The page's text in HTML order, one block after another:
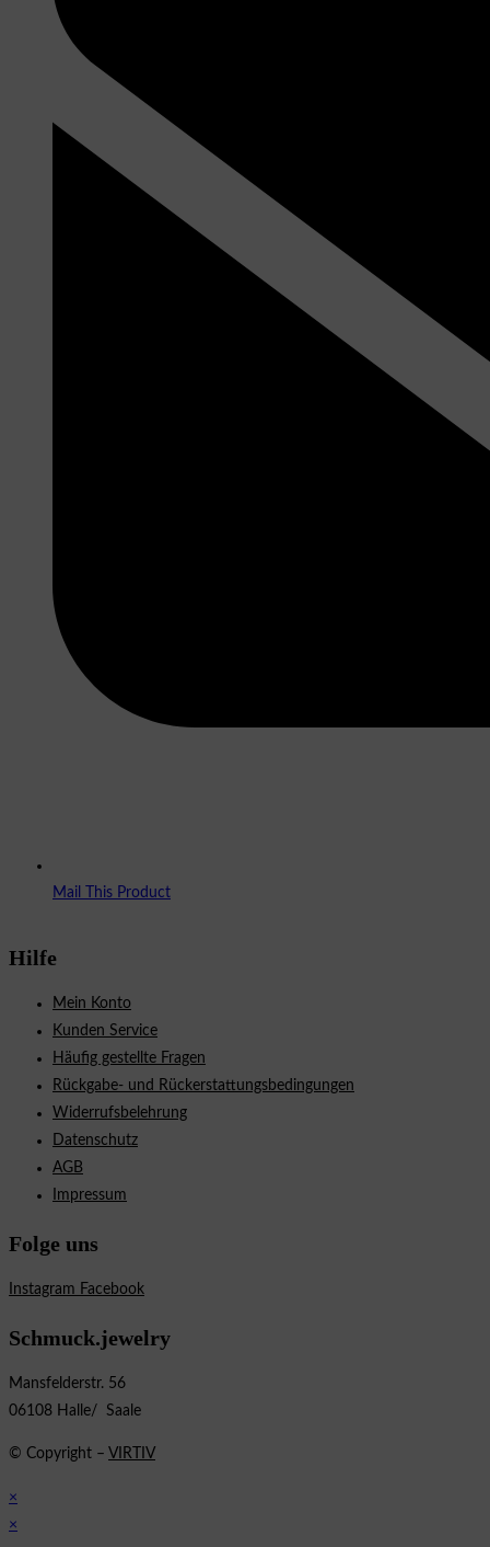
Mail This Product
Hilfe
Mein Konto
Kunden Service
Häufig gestellte Fragen
Rückgabe- und Rückerstattungsbedingungen
Widerrufsbelehrung
Datenschutz
AGB
Impressum
Folge uns
Instagram Facebook
Schmuck.jewelry
Mansfelderstr. 56
06108 Halle/ Saale
© Copyright – VIRTIV
×
×